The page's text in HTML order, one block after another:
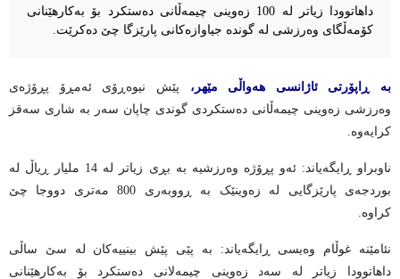
داهاتوودا زیاتر لە 100 زەوینی چیمەڵانی دەستکرد بۆ بەکارهێنانی
کۆمەڵگای وەرزشی لە گوندە جیاوازەکانی پارێزگا چێ دەکرێت.
بە ڕاپۆرتی ئاژانسی هەواڵی مێهر، پێش نیوەڕۆی ئەمڕۆ پڕۆژەی
وەرزشی زەوینی چیمەڵانی دەستکردی گوندی چاپان سەر بە شاری سەقز
کرایەوە.
ناوبراو ڕایگەیاند: ئەو پڕۆژە وەرزشیە بە بڕی زیاتر لە 14 ملیار ڕیاڵ لە
بوردجەی پارێزگایی لە زەوینێک بە ڕووبەری 800 مەتری دووجا چێ
کراوە.
نئامێنە غوڵام وەیسی ڕایگەیاند: بە پێی پێش بینییەکان لە سێ ساڵی
داهاتوودا زیاتر لە سەد زەوینی چیمەلانی دەستکرد بۆ بەکارهێنانی